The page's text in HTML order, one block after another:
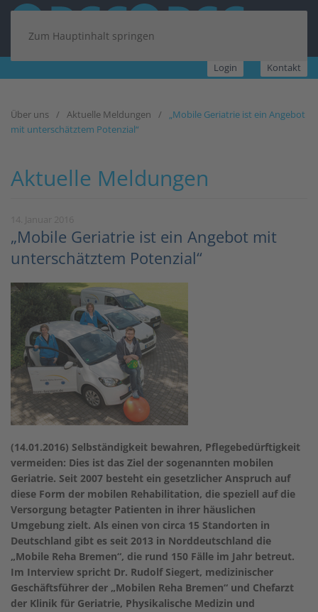
Zum Hauptinhalt springen
Login Kontakt
Über uns Aktuelle Meldungen
„Mobile Geriatrie ist ein Angebot
mit unterschätztem Potenzial“
Aktuelle Meldungen
„Mobile Geriatrie ist ein Angebot mit
unterschätztem Potenzial“
(14.01.2016) Selbständigkeit bewahren, Pflegebedürftigkeit
vermeiden: Dies ist das Ziel der sogenannten mobilen
Geriatrie. Seit 2007 besteht ein gesetzlicher Anspruch auf
diese Form der mobilen Rehabilitation, die speziell auf die
Versorgung betagter Patienten in ihrer häuslichen
Umgebung zielt. Als einen von circa 15 Standorten in
Deutschland gibt es seit 2013 in Norddeutschland die
„Mobile Reha Bremen“, die rund 150 Fälle im Jahr betreut.
Im Interview spricht Dr. Rudolf Siegert, medizinischer
Geschäftsführer der „Mobilen Reha Bremen“ und Chefarzt
der Klinik für Geriatrie, Physikalische Medizin und